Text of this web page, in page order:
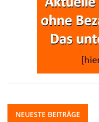
NEUESTE BEITRÄGE